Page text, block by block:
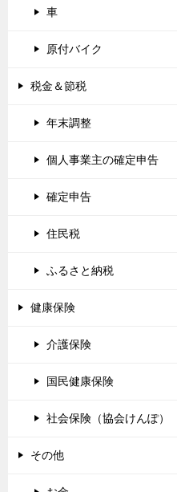
車
原付バイク
税金＆節税
年末調整
個人事業主の確定申告
確定申告
住民税
ふるさと納税
健康保険
介護保険
国民健康保険
社会保険（協会けんぽ）
その他